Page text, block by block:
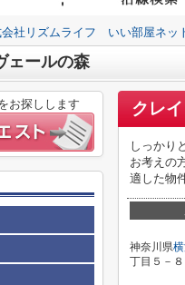
会社リズムライフ いい部屋ネッ
ェールの森
クレ
しっかり
お考えの
適した物
神奈川県
丁目５－８
お探しします